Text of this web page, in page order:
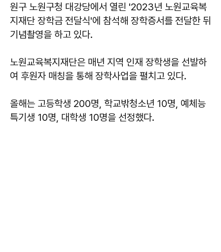
원구 노원구청 대강당에서 열린 '2023년 노원교육복
지재단 장학금 전달식'에 참석해 장학증서를 전달한 뒤
기념촬영을 하고 있다.
노원교육복지재단은 매년 지역 인재 장학생을 선발하
여 후원자 매칭을 통해 장학사업을 펼치고 있다.
올해는 고등학생 200명, 학교밖청소년 10명, 예체능
특기생 10명, 대학생 10명을 선정했다.